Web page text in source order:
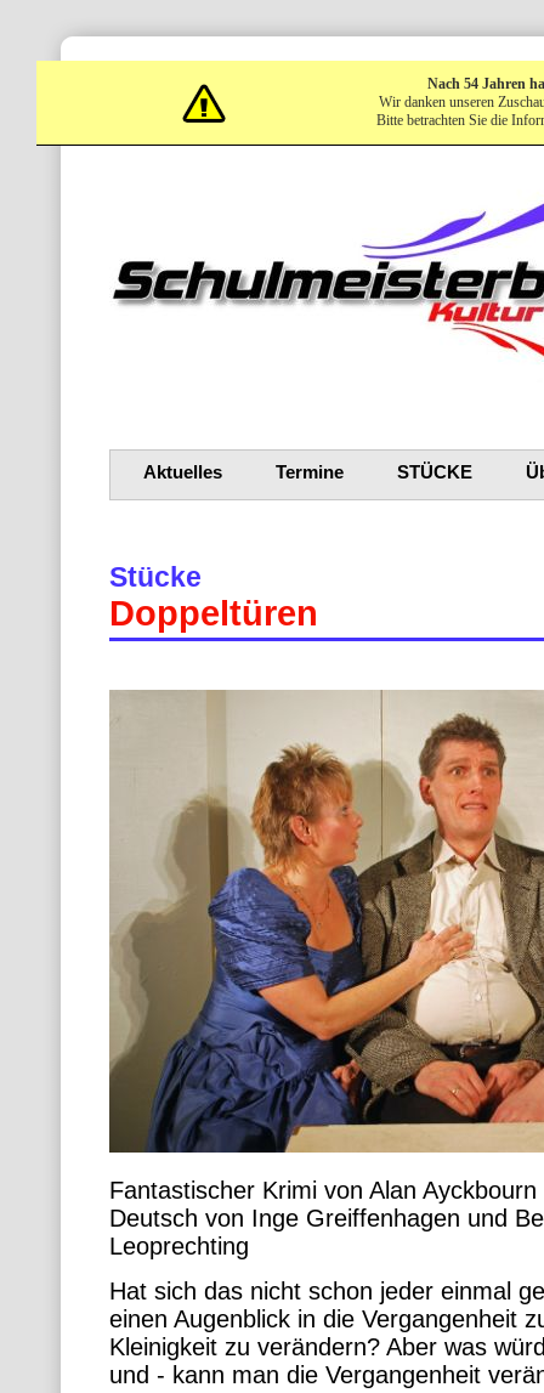
Nach 54 Jahren
Wir danken unseren
Bitte betrachten Sie die
Aktuelles Termine STÜCKE
Stücke
Doppeltüren
Fantastischer Krimi von Alan Ayckbourn
Deutsch von Inge Greiffenhagen und
Leoprechting
Hat sich das nicht schon jeder einmal
einen Augenblick in die Vergangenheit
Kleinigkeit zu verändern? Aber was
und - kann man die Vergangenheit